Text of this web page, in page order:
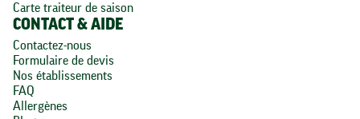
Carte traiteur de saison
CONTACT & AIDE
Contactez-nous
Formulaire de devis
Nos établissements
FAQ
Allergènes